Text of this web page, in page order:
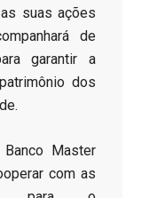
suas ações
de
garantir a
dos
Master
com as